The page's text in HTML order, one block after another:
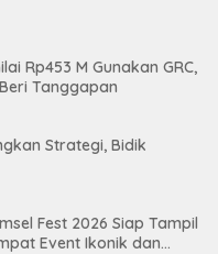
Rp453 M Gunakan GRC,
Tanggapan
Strategi, Bidik
Fest 2026 Siap Tampil
Event Ikonik dan